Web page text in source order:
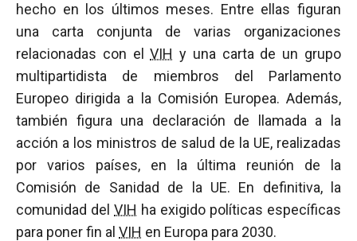
hecho en los últimos meses. Entre ellas figuran
una carta conjunta de varias organizaciones
relacionadas con elVIH y una carta de un grupo
multipartidista de miembros del Parlamento
Europeo dirigida a la Comisión Europea. Además,
también figura una declaración de llamada a la
acción a los ministros de salud de la UE, realizadas
por varios países, en la última reunión de la
Comisión de Sanidad de la UE. En definitiva, la
comunidad del VIH ha exigido políticas específicas
para poner fin al VIH en Europa para 2030.